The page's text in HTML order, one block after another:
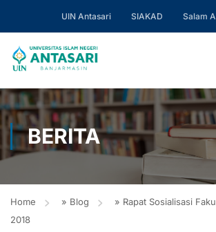
UIN Antasari SIAKAD Salam
BERITA
Home » Blog » Rapat Sosialisasi
2018